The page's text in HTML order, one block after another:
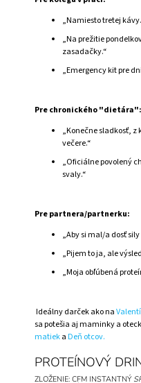
„Namiesto tretej
„Na prežitie
zasadačky.“
„Emergency kit pre
Pre chronického "dietára":
„Konečne sladkosť, z
večere.“
„Oficiálne povolený
svaly.“
Pre partnera/partnerku:
„Aby si mal/a dosť
„Pijem to ja, ale
„Moja obľúbená
Ideálny darček ako na
sa potešia aj maminky a
matieka Deň otcov.
PROTEÍNOVÝ
ZLOŽENIE: CFM INSTANTNÝ